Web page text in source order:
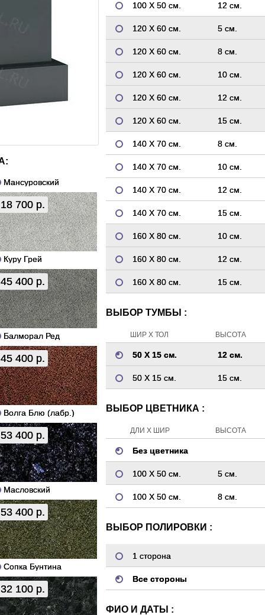
Мансуровский
18 700 р.
Куру Грей
45 400 р.
Балморал Ред
45 400 р.
Волга Блю (лабр.)
53 400 р.
Масловский
53 400 р.
Сопка Бунтина
32 100 р.
100 Х 50 см. 12 см.
120 Х 60 см. 5 см.
120 Х 60 см. 8 см.
120 Х 60 см. 10 см.
120 Х 60 см. 12 см.
120 Х 60 см. 15 см.
140 Х 70 см. 8 см.
140 Х 70 см. 10 см.
140 Х 70 см. 12 см.
140 Х 70 см. 15 см.
160 Х 80 см. 10 см.
160 Х 80 см. 12 см.
160 Х 80 см. 15 см.
ВЫБОР ТУМБЫ :
ШИР Х ТОЛ ВЫСОТА
50 Х 15 см. 12 см.
50 Х 15 см. 15 см.
ВЫБОР ЦВЕТНИКА :
ДЛИ Х ШИР ВЫСОТА
Без цветника
100 Х 50 см. 5 см.
100 Х 50 см. 8 см.
ВЫБОР ПОЛИРОВКИ :
1 сторона
Все стороны
ФИО И ДАТЫ :